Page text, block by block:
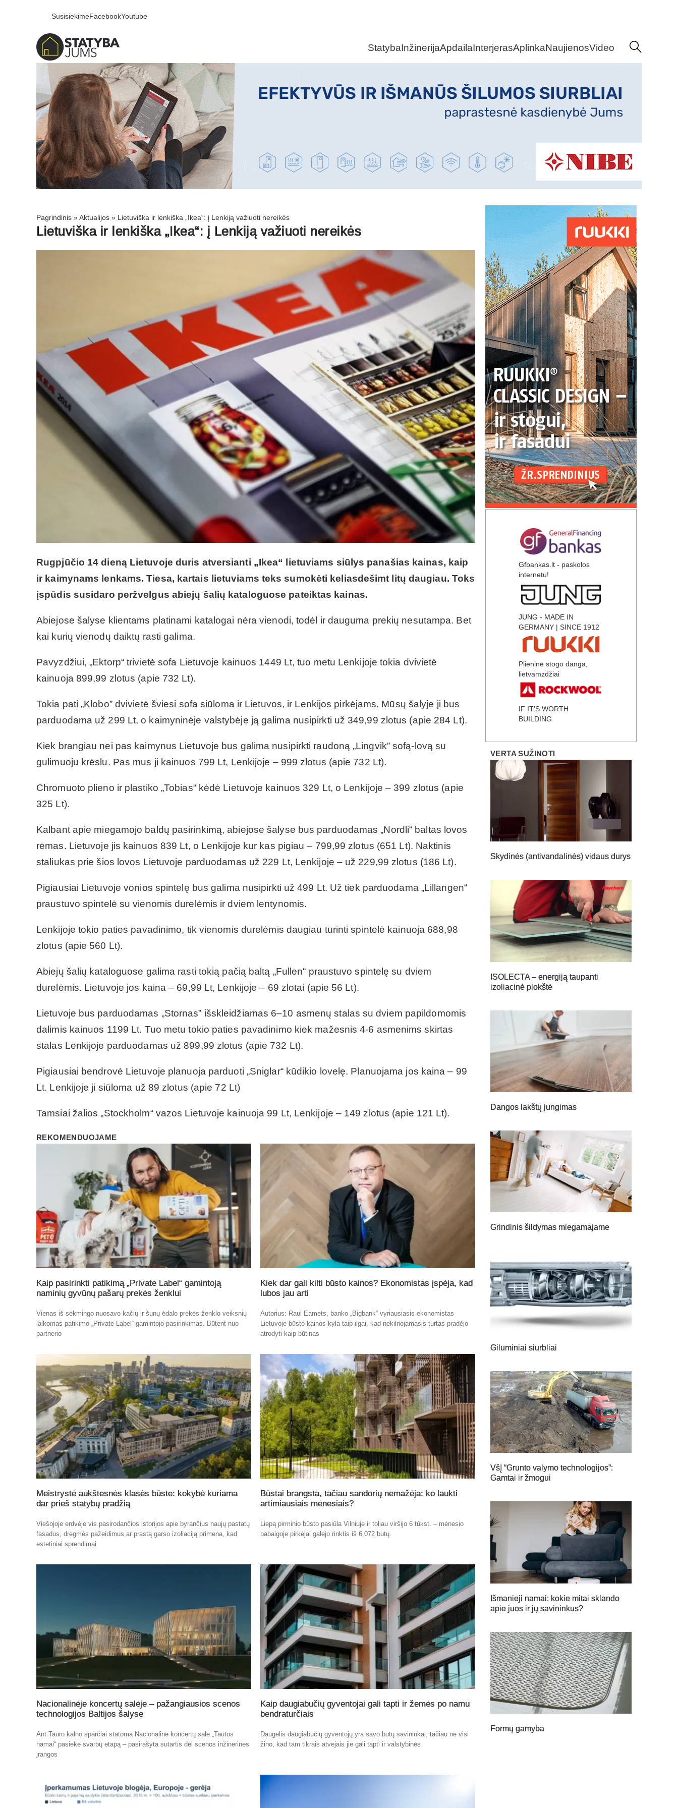
SusisiekimeFacebookYoutube
StatybaInžinerijaApdailaInterjerasAplinkaNaujienosVideo
Pagrindinis »Aktualijos » Lietuviška ir lenkiška „Ikea“: į Lenkiją važiuoti nereikės
Lietuviška ir lenkiška „Ikea“: į Lenkiją važiuoti nereikės
Rugpjūčio 14 dieną Lietuvoje duris atversianti „Ikea“ lietuviams siūlys panašias kainas, kaip
ir kaimynams lenkams. Tiesa, kartais lietuviams teks sumokėti keliasdešimt litų daugiau. Toks
įspūdis susidaro peržvelgus abiejų šalių kataloguose pateiktas kainas.
Abiejose šalyse klientams platinami katalogai nėra vienodi, todėl ir dauguma prekių nesutampa. Bet
kai kurių vienodų daiktų rasti galima.
Pavyzdžiui, „Ektorp“ trivietė sofa Lietuvoje kainuos 1449 Lt, tuo metu Lenkijoje tokia dvivietė
kainuoja 899,99 zlotus (apie 732 Lt).
Tokia pati „Klobo” dvivietė šviesi sofa siūloma ir Lietuvos, ir Lenkijos pirkėjams. Mūsų šalyje ji bus
parduodama už 299 Lt, o kaimyninėje valstybėje ją galima nusipirkti už 349,99 zlotus (apie 284 Lt).
Kiek brangiau nei pas kaimynus Lietuvoje bus galima nusipirkti raudoną „Lingvik” sofą-lovą su
gulimuoju krėslu. Pas mus ji kainuos 799 Lt, Lenkijoje – 999 zlotus (apie 732 Lt).
Chromuoto plieno ir plastiko „Tobias“ kėdė Lietuvoje kainuos 329 Lt, o Lenkijoje – 399 zlotus (apie
325 Lt).
Kalbant apie miegamojo baldų pasirinkimą, abiejose šalyse bus parduodamas „Nordli“ baltas lovos
rėmas. Lietuvoje jis kainuos 839 Lt, o Lenkijoje kur kas pigiau – 799,99 zlotus (651 Lt). Naktinis
staliukas prie šios lovos Lietuvoje parduodamas už 229 Lt, Lenkijoje – už 229,99 zlotus (186 Lt).
Pigiausiai Lietuvoje vonios spintelę bus galima nusipirkti už 499 Lt. Už tiek parduodama „Lillangen“
praustuvo spintelė su vienomis durelėmis ir dviem lentynomis.
Lenkijoje tokio paties pavadinimo, tik vienomis durelėmis daugiau turinti spintelė kainuoja 688,98
zlotus (apie 560 Lt).
Abiejų šalių kataloguose galima rasti tokią pačią baltą „Fullen“ praustuvo spintelę su dviem
durelėmis. Lietuvoje jos kaina – 69,99 Lt, Lenkijoje – 69 zlotai (apie 56 Lt).
Lietuvoje bus parduodamas „Stornas” išskleidžiamas 6–10 asmenų stalas su dviem papildomomis
dalimis kainuos 1199 Lt. Tuo metu tokio paties pavadinimo kiek mažesnis 4-6 asmenims skirtas
stalas Lenkijoje parduodamas už 899,99 zlotus (apie 732 Lt).
Pigiausiai bendrovė Lietuvoje planuoja parduoti „Sniglar“ kūdikio lovelę. Planuojama jos kaina – 99
Lt. Lenkijoje ji siūloma už 89 zlotus (apie 72 Lt)
Tamsiai žalios „Stockholm“ vazos Lietuvoje kainuoja 99 Lt, Lenkijoje – 149 zlotus (apie 121 Lt).
REKOMENDUOJAME
Kaip pasirinkti patikimą „Private Label“ gamintoją
naminių gyvūnų pašarų prekės ženklui
Vienas iš sėkmingo nuosavo kačių ir šunų ėdalo prekės ženklo veiksnių
laikomas patikimo „Private Label“ gamintojo pasirinkimas. Būtent nuo
partnerio
Kiek dar gali kilti būsto kainos? Ekonomistas įspėja, kad
lubos jau arti
Autorius: Raul Eamets, banko „Bigbank“ vyriausiasis ekonomistas
Lietuvoje būsto kainos kyla taip ilgai, kad nekilnojamasis turtas pradėjo
atrodyti kaip būtinas
Meistrystė aukštesnės klasės būste: kokybė kuriama
dar prieš statybų pradžią
Viešojoje erdvėje vis pasirodančios istorijos apie byrančius naujų pastatų
fasadus, drėgmės pažeidimus ar prastą garso izoliaciją primena, kad
estetiniai sprendimai
Būstai brangsta, tačiau sandorių nemažėja: ko laukti
artimiausiais mėnesiais?
Liepą pirminio būsto pasiūla Vilniuje ir toliau viršijo 6 tūkst. – mėnesio
pabaigoje pirkėjai galėjo rinktis iš 6 072 butų.
Nacionalinėje koncertų salėje – pažangiausios scenos
technologijos Baltijos šalyse
Ant Tauro kalno sparčiai statoma Nacionalinė koncertų salė „Tautos
namai“ pasiekė svarbų etapą – pasirašyta sutartis dėl scenos inžinerinės
įrangos
Kaip daugiabučių gyventojai gali tapti ir žemės po namu
bendraturčiais
Daugelis daugiabučių gyventojų yra savo butų savininkai, tačiau ne visi
žino, kad tam tikrais atvejais jie gali tapti ir valstybinės
Gfbankas.lt - paskolos
internetu!
JUNG - MADE IN
GERMANY | SINCE 1912
Plieninė stogo danga,
lietvamzdžiai
IF IT'S WORTH
BUILDING
VERTA SUŽINOTI
Skydinės (antivandalinės) vidaus durys
ISOLECTA – energiją taupanti
izoliacinė plokštė
Dangos lakštų jungimas
Grindinis šildymas miegamajame
Giluminiai siurbliai
VšĮ “Grunto valymo technologijos”:
Gamtai ir žmogui
Išmanieji namai: kokie mitai sklando
apie juos ir jų savininkus?
Formų gamyba